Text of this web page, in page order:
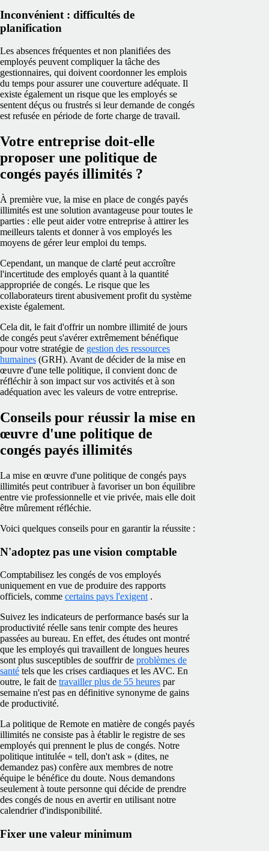
Inconvénient : difficultés de
planification
Les absences fréquentes et non planifiées des
employés peuvent compliquer la tâche des
gestionnaires, qui doivent coordonner les emplois
du temps pour assurer une couverture adéquate. Il
existe également un risque que les employés se
sentent déçus ou frustrés si leur demande de congés
est refusée en période de forte charge de travail.
Votre entreprise doit-elle
proposer une politique de
congés payés illimités ?
À première vue, la mise en place de congés payés
illimités est une solution avantageuse pour toutes le
parties : elle peut aider votre entreprise à attirer les
meilleurs talents et donner à vos employés les
moyens de gérer leur emploi du temps.
Cependant, un manque de clarté peut accroître
l'incertitude des employés quant à la quantité
appropriée de congés. Le risque que les
collaborateurs tirent abusivement profit du système
existe également.
Cela dit, le fait d'offrir un nombre illimité de jours
de congés peut s'avérer extrêmement bénéfique
pour votre stratégie de gestion des ressources
humaines (GRH). Avant de décider de la mise en
œuvre d'une telle politique, il convient donc de
réfléchir à son impact sur vos activités et à son
adéquation avec les valeurs de votre entreprise.
Conseils pour réussir la mise en
œuvre d'une politique de
congés payés illimités
La mise en œuvre d'une politique de congés pays
illimités peut contribuer à favoriser un bon équilibre
entre vie professionnelle et vie privée, mais elle doit
être mûrement réfléchie.
Voici quelques conseils pour en garantir la réussite :
N'adoptez pas une vision comptable
Comptabilisez les congés de vos employés
uniquement en vue de produire des rapports
officiels, comme certains pays l'exigent.
Suivez les indicateurs de performance basés sur la
productivité réelle sans tenir compte des heures
passées au bureau. En effet, des études ont montré
que les employés qui travaillent de longues heures
sont plus susceptibles de souffrir de problèmes de
santé tels que les crises cardiaques et les AVC. En
outre, le fait de travailler plus de 55 heures par
semaine n'est pas en définitive synonyme de gains
de productivité.
La politique de Remote en matière de congés payés
illimités ne consiste pas à établir le registre de ses
employés qui prennent le plus de congés. Notre
politique intitulée « tell, don't ask » (dites, ne
demandez pas) confère aux membres de notre
équipe le bénéfice du doute. Nous demandons
seulement à toute personne qui décide de prendre
des congés de nous en avertir en utilisant notre
calendrier d'indisponibilité.
Fixer une valeur minimum